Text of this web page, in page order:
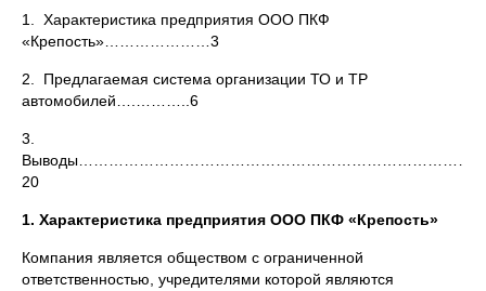
1. Характеристика предприятия ООО ПКФ
«Крепость»…………………3
2. Предлагаемая система организации ТО и ТР
автомобилей….………..6
3.
Выводы……………………………………………………………………
20
1. Характеристика предприятия ООО ПКФ «Крепость»
Компания является обществом с ограниченной
ответственностью, учредителями которой являются